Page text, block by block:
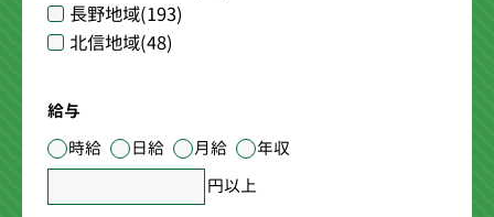
長野地域(193)
北信地域(48)
給与
時給
日給 月給
年収
円以上